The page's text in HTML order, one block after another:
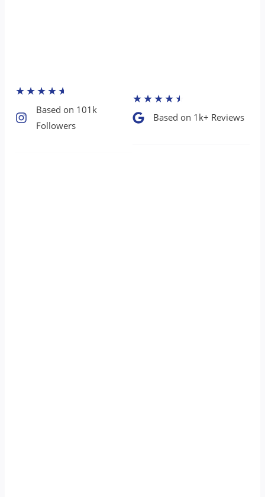
★★★★★
Based on 101k
Followers​
★★★★★
Based on 1k+ Reviews​